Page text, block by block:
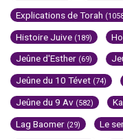
Explications de Torah
Histoire Juive (189)
Jeûne d'Esther (69)
Jeûne du 10 Tévet (74)
Jeûne du 9 Av (582)
Lag Baomer (29) Le